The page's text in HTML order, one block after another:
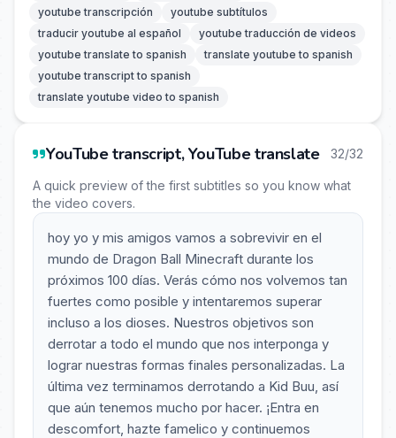
youtube transcripción
youtube subtítulos
traducir youtube al español
youtube traducción de videos
youtube translate to spanish
translate youtube to spanish
youtube transcript to spanish
translate youtube video to spanish
YouTube transcript, YouTube translate 32/32
A quick preview of the first subtitles so you know what
the video covers.
hoy yo y mis amigos vamos a sobrevivir en el
mundo de Dragon Ball Minecraft durante los
próximos 100 días. Verás cómo nos volvemos tan
fuertes como posible y intentaremos superar
incluso a los dioses. Nuestros objetivos son
derrotar a todo el mundo que nos interponga y
lograr nuestras formas finales personalizadas. La
última vez terminamos derrotando a Kid Buu, así
que aún tenemos mucho por hacer. ¡Entra en
descomfort, hazte famelico y continuemos